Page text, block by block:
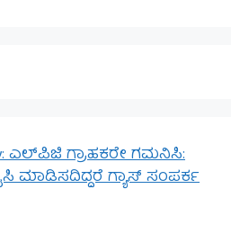
ಎಲ್‌ಪಿಜಿ ಗ್ರಾಹಕರೇ ಗಮನಿಸಿ:
ಮಾಡಿಸದಿದ್ದರೆ ಗ್ಯಾಸ್ ಸಂಪರ್ಕ